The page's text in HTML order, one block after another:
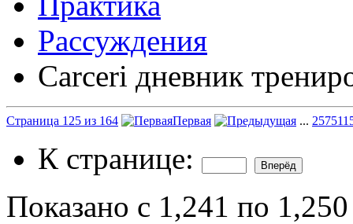
Рассуждения
Carceri дневник
Страница 125 из 164 Первая ... 2575
К странице:
Показано с 1,241 по